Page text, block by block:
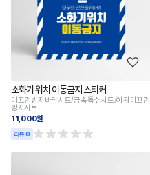
소화기 위치 이동금지 스티커
미끄럼방지바닥시트/금속특수시트/야광미끄럼
방지시트
11,000원
리뷰 0